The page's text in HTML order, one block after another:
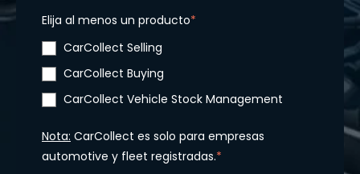
Elija al menos un producto*
CarCollect Selling
CarCollect Buying
CarCollect Vehicle Stock Management
Nota: CarCollect es solo para empresas
automotive y fleet registradas.*